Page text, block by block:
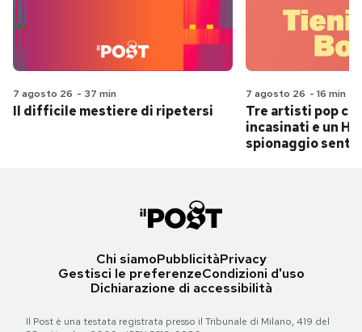
7 agosto 26 - 37 min
Il difficile mestiere di ripetersi
7 agosto 26 - 16 min
Tre artisti pop
incasinati e un
spionaggio
Chi siamoPubblicitàPrivacy
Gestisci le preferenzeCondizioni d'uso
Dichiarazione di accessibilità
Il Post è una testata registrata presso il Tribunale di Milano, 419 del